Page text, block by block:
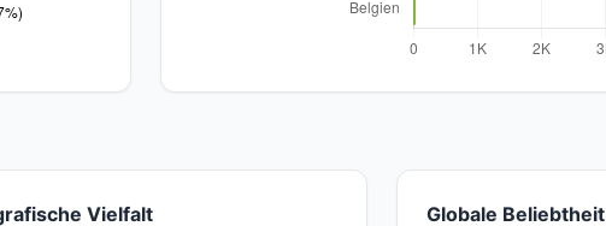
Vielfalt Globale Beliebtheit